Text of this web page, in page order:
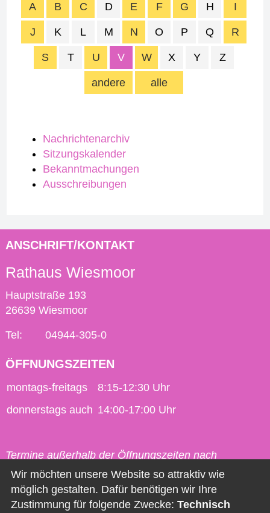
Nachrichtenarchiv
Sitzungskalender
Bekanntmachungen
Ausschreibungen
alle
A B C D E F G H I
J K L M N O P Q R
S T U V W X Y Z
andere
ANSCHRIFT/KONTAKT
Rathaus Wiesmoor
Hauptstraße 193
26639 Wiesmoor
Tel: 04944-305-0
ÖFFNUNGSZEITEN
montags-freitags
8:15-12:30 Uhr
donnerstags auch 14:00-17:00 Uhr
Termine außerhalb der Öffnungszeiten nach
vorheriger Vereinbarung möglich.
Kontakt
Wir möchten unsere Website so attraktiv wie
möglich gestalten. Dafür benötigen wir Ihre
Zustimmung für folgende Zwecke: Technisch